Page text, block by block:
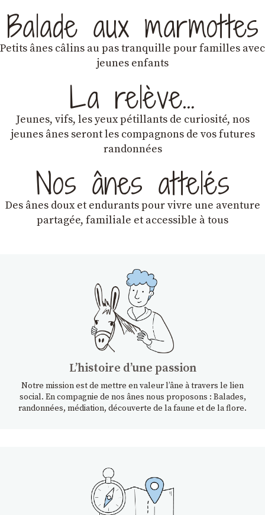
Balade aux marmottes
Petits ânes câlins au pas tranquille pour familles avec
jeunes enfants
La relève…
Jeunes, vifs, les yeux pétillants de curiosité, nos
jeunes ânes seront les compagnons de vos futures
randonnées
Nos ânes attelés
Des ânes doux et endurantspour vivre une aventure
partagée, familiale et accessible à tous
Lʼhistoire dʼune passion
Notre mission est de mettre en valeur l’âne à travers le lien
social. En compagnie de nos ânes nous proposons : Balades,
randonnées, médiation, découverte de la faune et de la flore.